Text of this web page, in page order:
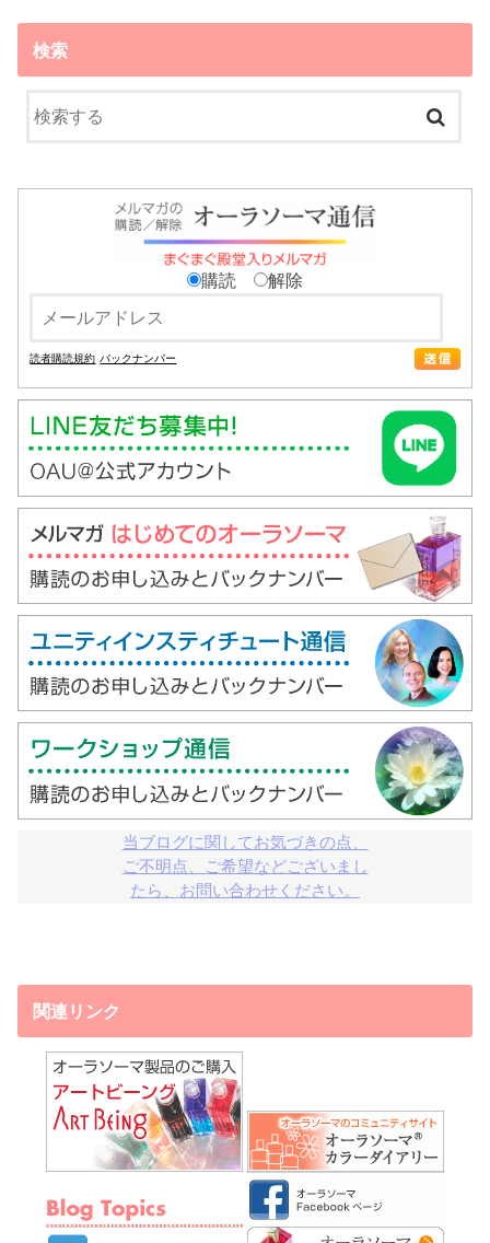
検索
購読 解除
読者購読規約 バックナンバー
当ブログに関してお気づきの点、
ご不明点、ご希望などございまし
たら、お問い合わせください。
関連リンク